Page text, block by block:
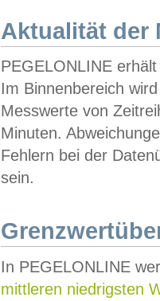
Aktualität der
PEGELONLINE
Im Binnenbereich
Messwerte von
Minuten.
Fehlern bei der
sein.
In PEGELONLINE
mittleren niedrigsten